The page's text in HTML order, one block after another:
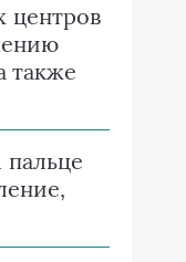
центров
также